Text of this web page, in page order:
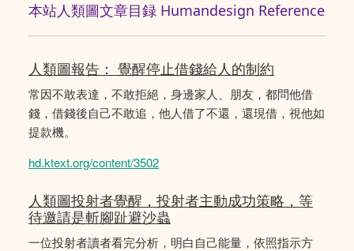
本站人類圖文章目録 Humandesign Reference
人類圖報告： 覺醒停止借錢給人的制約
常因不敢表達，不敢拒絕，身邊家人、朋友，都問他借
錢，借錢後自己不敢追，他人借了不還，還現借，視他如
提款機。
hd.ktext.org/content/3502
人類圖投射者覺醒，投射者主動成功策略，等
待邀請是斬腳趾避沙蟲
一位投射者讀者看完分析，明白自己能量，依照指示方